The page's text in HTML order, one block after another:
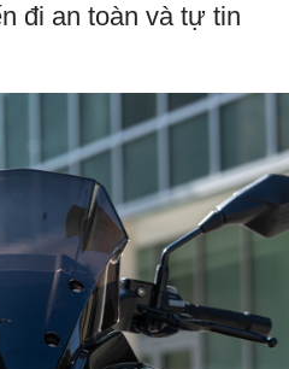
đi an toàn và tự tin